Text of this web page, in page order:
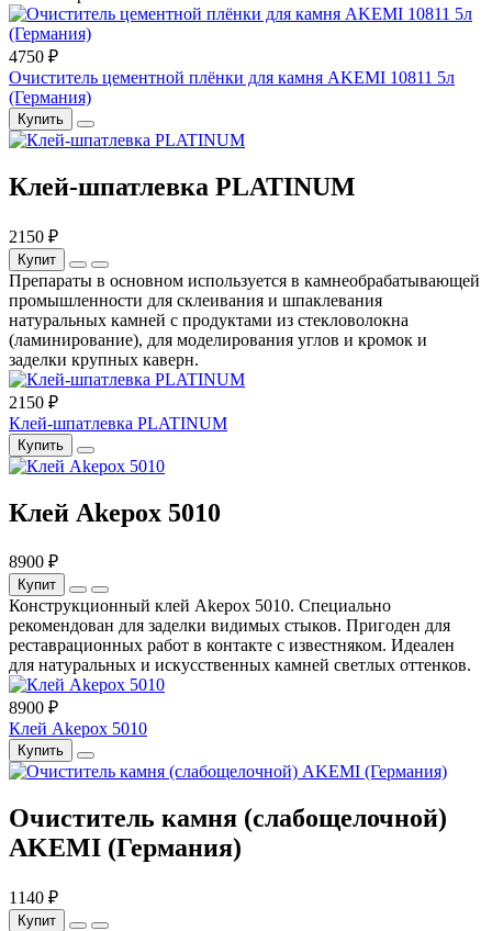
4750 ₽
Очиститель цементной плёнки для камня AKEMI 10811 5л
(Германия)
Купить
Клей-шпатлевка PLATINUM
2150 ₽
Купит
Препараты в основном используется в камнеобрабатывающей
промышленности для склеивания и шпаклевания
натуральных камней с продуктами из стекловолокна
(ламинирование), для моделирования углов и кромок и
заделки крупных каверн.
2150 ₽
Клей-шпатлевка PLATINUM
Купить
Клей Akepox 5010
8900 ₽
Купит
Конструкционный клей Akepox 5010. Специально
рекомендован для заделки видимых стыков. Пригоден для
реставрационных работ в контакте с известняком. Идеален
для натуральных и искусственных камней светлых оттенков.
8900 ₽
Клей Akepox 5010
Купить
Очиститель камня (слабощелочной)
AKEMI (Германия)
1140 ₽
Купит